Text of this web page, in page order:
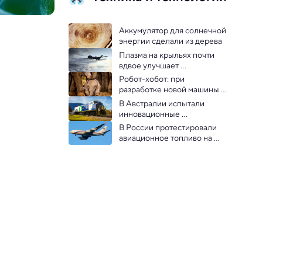
Аккумулятор для солнечной
энергии сделали из дерева
Плазма на крыльях почти
вдвое улучшает
аэродинамику высотных
дронов
Робот-хобот: при
разработке новой машины
инженеры вдохновлялись
слонами
В Австралии испытали
инновационные
локомотивы на батарейках
В России протестировали
авиационное топливо на